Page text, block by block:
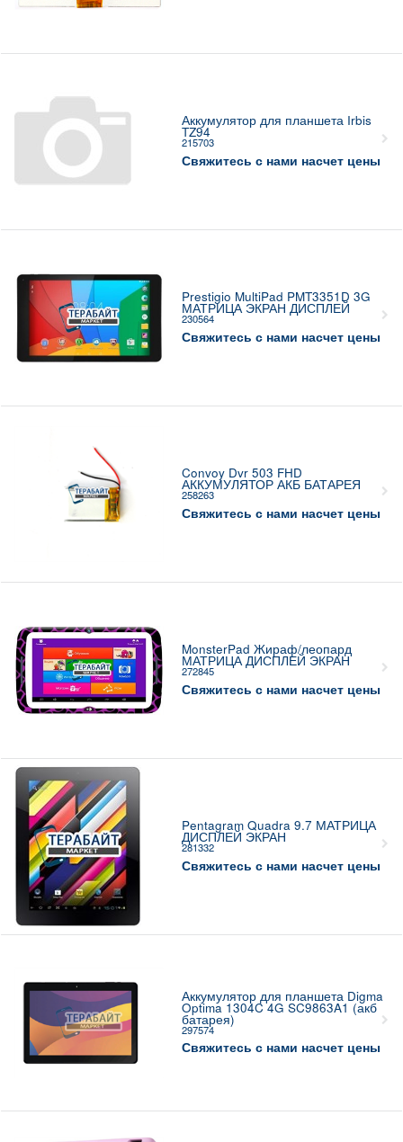
Аккумулятор для планшета Irbis
TZ94
215703
Свяжитесь с нами насчет цены
Prestigio MultiPad PMT3351D 3G
МАТРИЦА ЭКРАН ДИСПЛЕЙ
230564
Свяжитесь с нами насчет цены
Convoy Dvr 503 FHD
АККУМУЛЯТОР АКБ БАТАРЕЯ
258263
Свяжитесь с нами насчет цены
MonsterPad Жираф/леопард
МАТРИЦА ДИСПЛЕЙ ЭКРАН
272845
Свяжитесь с нами насчет цены
Pentagram Quadra 9.7 МАТРИЦА
ДИСПЛЕЙ ЭКРАН
281332
Свяжитесь с нами насчет цены
Аккумулятор для планшета Digma
Optima 1304C 4G SC9863A1 (акб
батарея)
297574
Свяжитесь с нами насчет цены